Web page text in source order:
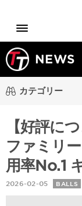
Menu
NEWS
カテゴリー
【好評に
ファミリ
用率No.1
2026-02-05 BALLS